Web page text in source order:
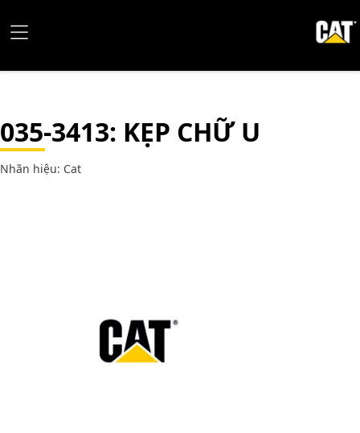
035-3413: KẸP CHỮ U
Nhãn hiệu: Cat